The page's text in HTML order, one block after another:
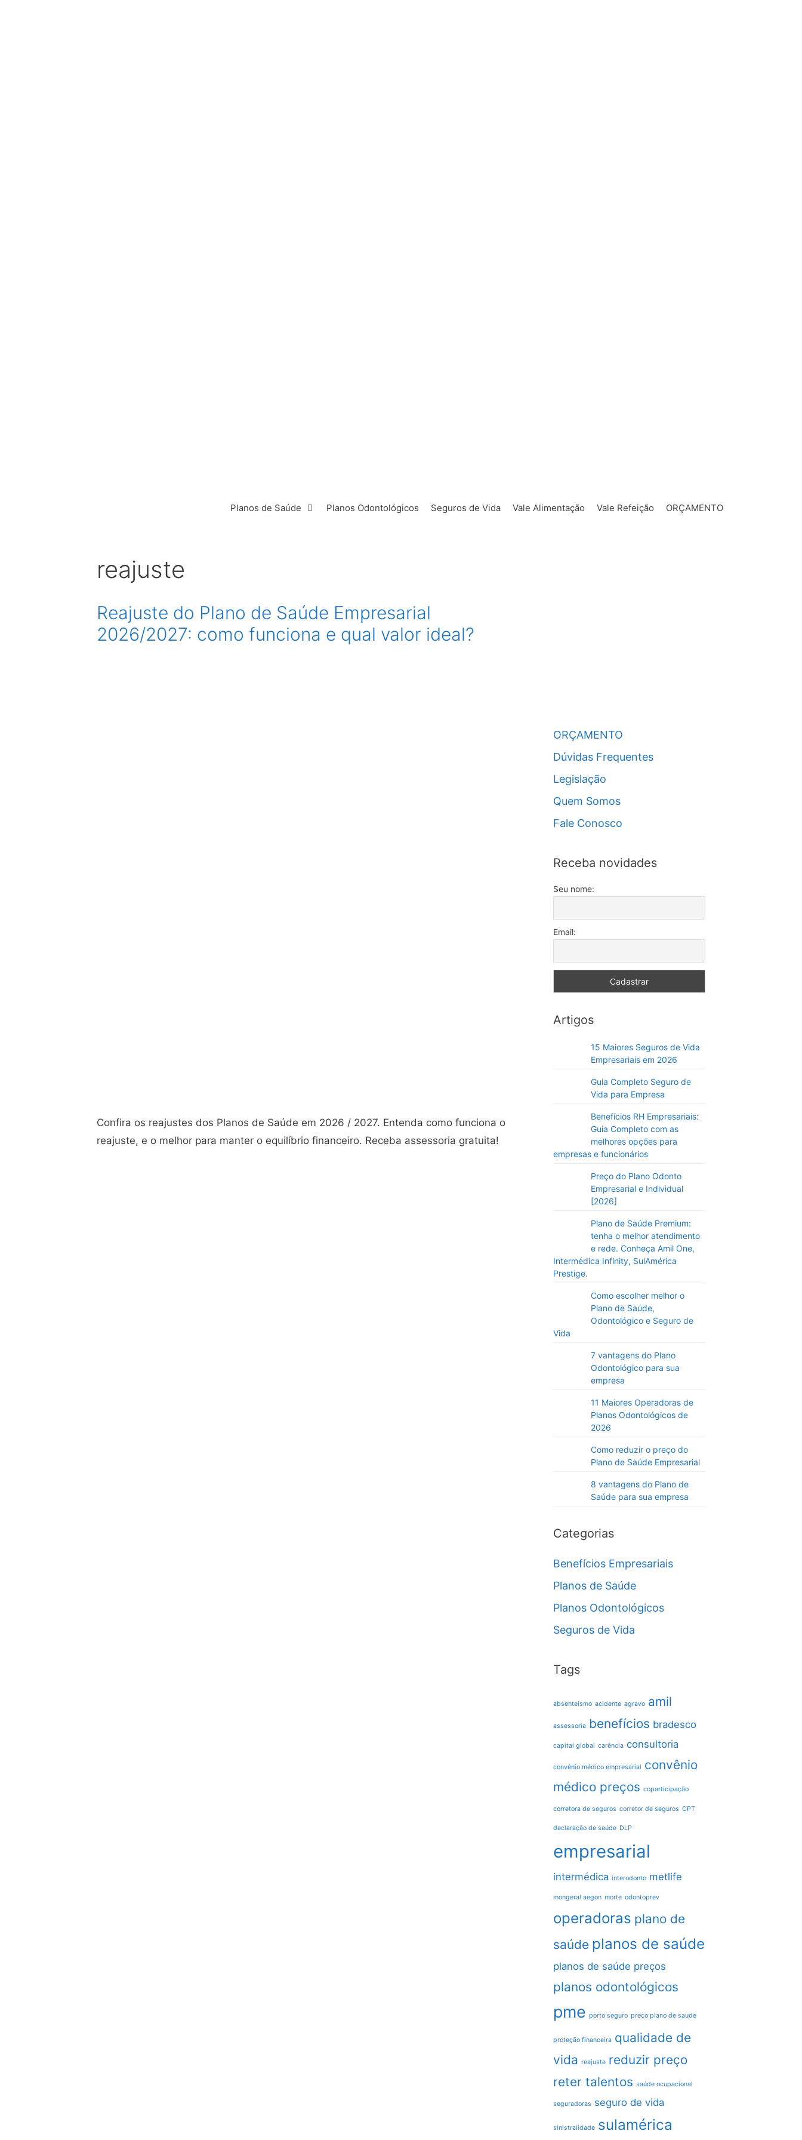
Planos de Saúde Planos Odontológicos Seguros de Vida Vale Alimentação Vale Refeição ORÇAMENTO
reajuste
Reajuste do Plano de Saúde Empresarial
2026/2027: como funciona e qual valor ideal?
Confira os reajustes dos Planos de Saúde em 2026 / 2027. Entenda como funciona o
reajuste, e o melhor para manter o equilíbrio financeiro. Receba assessoria gratuita!
ORÇAMENTO
Dúvidas Frequentes
Legislação
Quem Somos
Fale Conosco
Receba novidades
Seu nome:
Email:
Artigos
15 Maiores Seguros de Vida
Empresariais em 2026
Guia Completo Seguro de
Vida para Empresa
Benefícios RH Empresariais:
Guia Completo com as
melhores opções para
empresas e funcionários
Preço do Plano Odonto
Empresarial e Individual
[2026]
Plano de Saúde Premium:
tenha o melhor atendimento
e rede. Conheça Amil One,
Intermédica Infinity, SulAmérica
Prestige.
Como escolher melhor o
Plano de Saúde,
Odontológico e Seguro de
Vida
7 vantagens do Plano
Odontológico para sua
empresa
11 Maiores Operadoras de
Planos Odontológicos de
2026
Como reduzir o preço do
Plano de Saúde Empresarial
8 vantagens do Plano de
Saúde para sua empresa
Categorias
Benefícios Empresariais
Planos de Saúde
Planos Odontológicos
Seguros de Vida
Tags
absenteísmo acidente agravo amil
assessoria benefícios bradesco
capital global carência consultoria
convênio médico empresarial convênio
médico preços coparticipação
corretora de seguros corretor de seguros CPT
declaração de saúde DLP
empresarial
intermédica interodonto metlife
mongeral aegon morte odontoprev
operadoras plano de
saúde planos de saúde
planos de saúde preços
planos odontológicos
pme porto seguro preço plano de saude
proteção financeira qualidade de
vida reajuste reduzir preço
reter talentos saúde ocupacional
seguradoras seguro de vida
sinistralidade sulamérica